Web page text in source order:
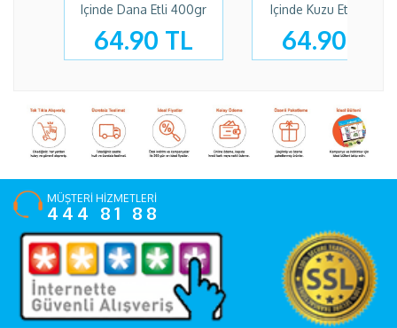
Içinde Dana Etli 400gr
64.90 TL
Içinde Kuzu Etli 400gr
64.90 TL
MÜŞTERİ HİZMETLERİ
444 81 88